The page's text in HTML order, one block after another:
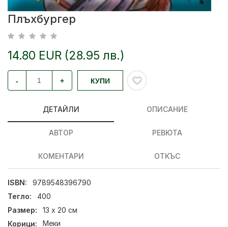
Плъхбургер
14.80 EUR (28.95 лв.)
- + КУПИ
ДЕТАЙЛИ ОПИСАНИЕ
АВТОР РЕВЮТА
КОМЕНТАРИ ОТКЪС
ISBN:
9789548396790
Тегло:
400
Размер:
13 х 20 см
Корици:
Меки